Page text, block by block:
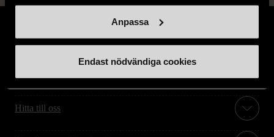
Anpassa
Endast nödvändiga cookies
Hitta till oss